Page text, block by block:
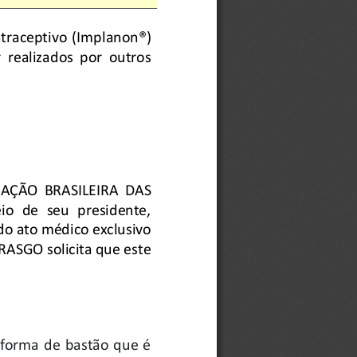
(Implanon®)
realizados por  outros
BRASILEIRA  DAS
de  seu  presidente,
ato médico exclusivo
solicita que este
de  bastão  que  é